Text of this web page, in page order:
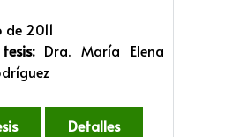
2011
Dra. María Elena
Detalles